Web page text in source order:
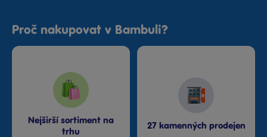
Proč nakupovat v Bambuli?
Nejširší sortiment na
trhu
27 kamenných prodejen